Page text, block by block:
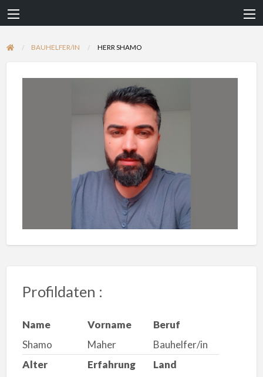
BAUHELFER/IN HERR SHAMO
Profildaten :
Name
Shamo
Vorname
Maher
Beruf
Bauhelfer/in
Alter
Erfahrung
Land